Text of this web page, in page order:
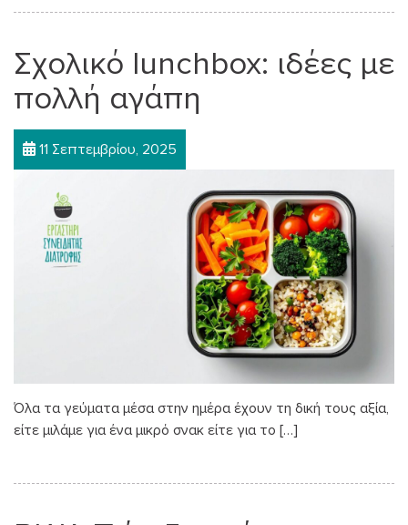
Σχολικό lunchbox: ιδέες με
πολλή αγάπη
11 Σεπτεμβρίου, 2025
Όλα τα γεύματα μέσα στην ημέρα έχουν τη δική τους αξία,
είτε μιλάμε για ένα μικρό σνακ είτε για το […]